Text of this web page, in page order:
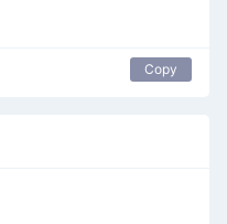
Copy